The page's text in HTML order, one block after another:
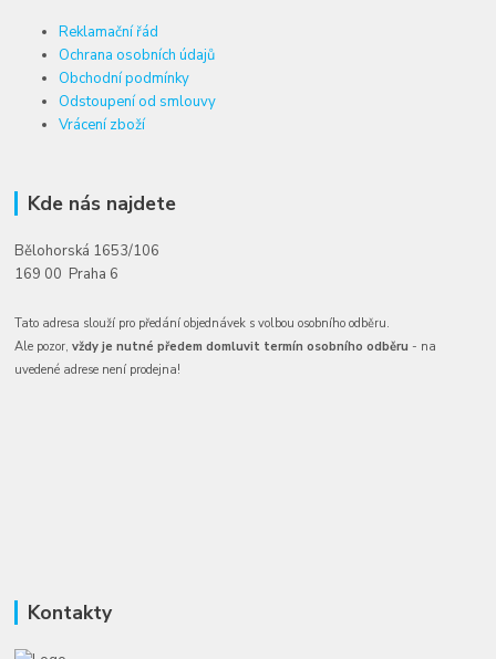
Reklamační řád
Ochrana osobních údajů
Obchodní podmínky
Odstoupení od smlouvy
Vrácení zboží
Kde nás najdete
Bělohorská 1653/106
169 00 Praha 6
Tato adresa slouží pro předání objednávek s volbou osobního odběru.
Ale pozor,vždy je nutné předem domluvit termín osobního odběru - na
uvedené adrese není prodejna!
Kontakty